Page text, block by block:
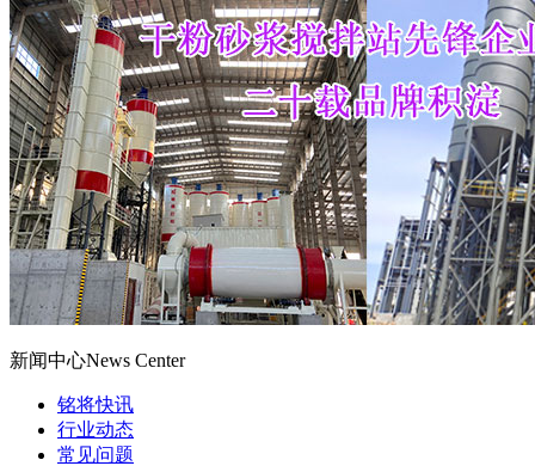
新闻中心News Center
铭将快讯
行业动态
常见问题